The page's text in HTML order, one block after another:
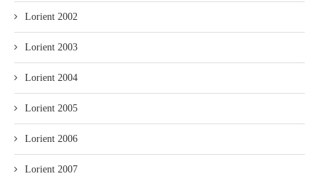
Lorient 2002
Lorient 2003
Lorient 2004
Lorient 2005
Lorient 2006
Lorient 2007